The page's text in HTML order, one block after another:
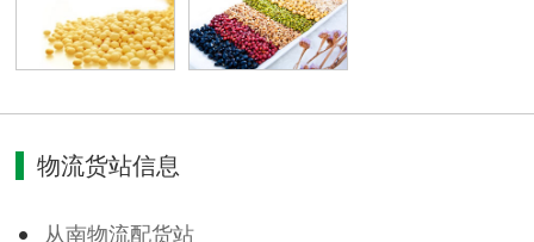
物流货站信息
从南物流配货站